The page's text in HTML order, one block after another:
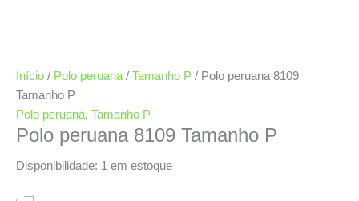
Início / Polo peruana / Tamanho P / Polo peruana 8109
Tamanho P
Polo peruana, Tamanho P
Polo peruana 8109 Tamanho P
Disponibilidade: 1 em estoque